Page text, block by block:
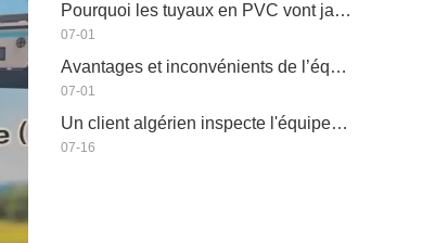
Pourquoi les tuyaux en PVC vont jaunir
07-01
Avantages et inconvénients de l’équipement d’irrigation économe en eau
07-01
Un client algérien inspecte l'équipement de production de tuyaux plats de HWYAA
07-16